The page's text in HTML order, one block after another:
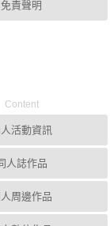
免責聲明
Content
人活動資訊
人誌作品
人周邊作品